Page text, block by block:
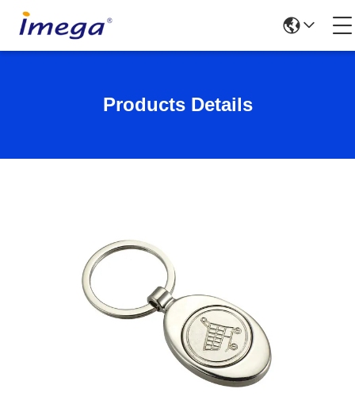
Products Details